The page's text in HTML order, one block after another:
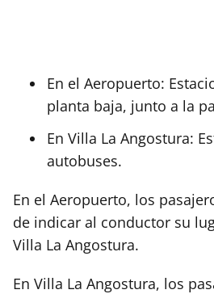
En el Aeropuerto:
planta baja, junto a la
En Villa La Angostura:
autobuses.
En el Aeropuerto, los
de indicar al conductor su
Villa La Angostura.
En Villa La Angostura, los